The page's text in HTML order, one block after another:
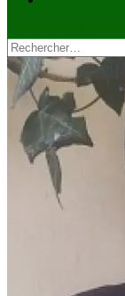
Rechercher :